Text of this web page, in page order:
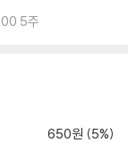
5주
650원 (5%)